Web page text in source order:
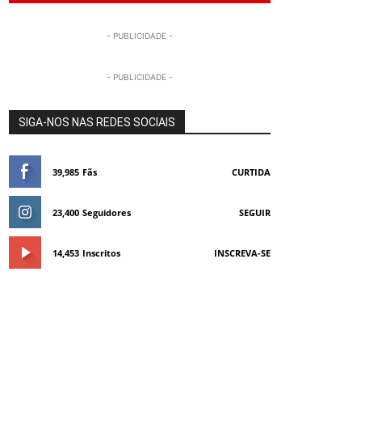
- PUBLICIDADE -
- PUBLICIDADE -
SIGA-NOS NAS REDES SOCIAIS
39,985 Fãs CURTIDA
23,400 Seguidores SEGUIR
14,453 Inscritos INSCREVA-SE